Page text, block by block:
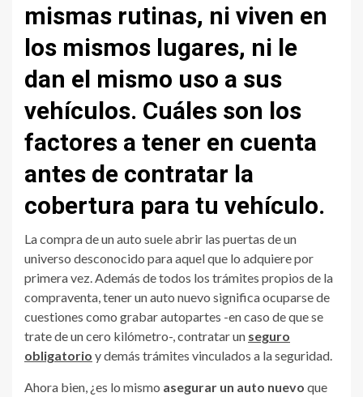
mismas rutinas, ni viven en
los mismos lugares, ni le
dan el mismo uso a sus
vehículos. Cuáles son los
factores a tener en cuenta
antes de contratar la
cobertura para tu vehículo.
La compra de un auto suele abrir las puertas de un
universo desconocido para aquel que lo adquiere por
primera vez. Además de todos los trámites propios de la
compraventa, tener un auto nuevo significa ocuparse de
cuestiones como grabar autopartes -en caso de que se
trate de un cero kilómetro-, contratar un seguro
obligatorio y demás trámites vinculados a la seguridad.
Ahora bien, ¿es lo mismo asegurar un auto nuevo que